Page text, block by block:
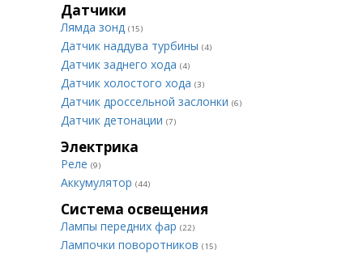
Датчики
Лямда зонд (15)
Датчик наддува турбины (4)
Датчик заднего хода (4)
Датчик холостого хода (3)
Датчик дроссельной заслонки (6)
Датчик детонации (7)
Электрика
Реле (9)
Аккумулятор (44)
Система освещения
Лампы передних фар (22)
Лампочки поворотников (15)